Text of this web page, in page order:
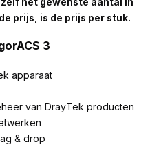
prijs, is de prijs per stuk.
3
apparaat
van DrayTek producten
& drop